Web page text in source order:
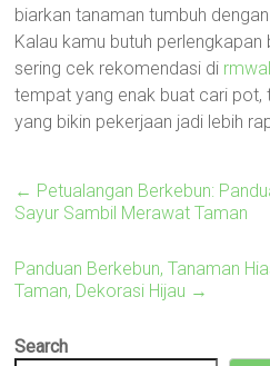
biarkan tanaman tumbuh
Kalau kamu butuh
sering cek rekomendasi di
tempat yang enak buat cari pot,
yang bikin pekerjaan jadi lebih
← Petualangan Berkebun:
Sayur Sambil Merawat Taman
Panduan Berkebun, Tanaman
Taman, Dekorasi Hijau →
Search